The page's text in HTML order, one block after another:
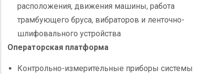
расположения, движения машины, работа
трамбующего бруса, вибраторов и ленточно-
шлифовального устройства
Операторская платформа
Контрольно-измерительные приборы системы